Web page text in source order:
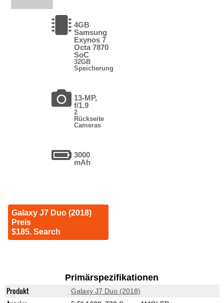
4GB
Samsung
Exynos 7
Octa 7870
SoC
32GB
Speicherung
13-MP,
f/1.9
2
Rückseite
Cameras
3000
mAh
Galaxy J7 Duo (2018)
Preis
$185. Search
Primärspezifikationen
Produkt Galaxy J7 Duo (2018)